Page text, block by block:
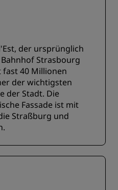
der ursprünglich
Strasbourg
40 Millionen
der wichtigsten
der Stadt. Die
Fassade ist mit
Straßburg und